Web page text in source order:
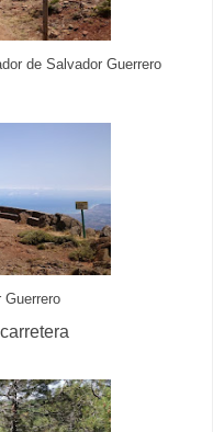
de Salvador Guerrero
Guerrero